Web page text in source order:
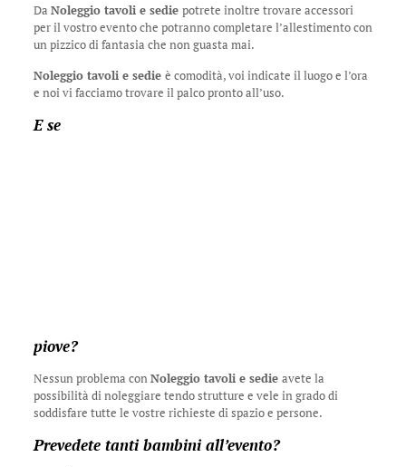
Da Noleggio tavoli e sedie potrete inoltre trovare accessori
per il vostro evento che potranno completare l’allestimento con
un pizzico di fantasia che non guasta mai.
Noleggio tavoli e sedie è comodità, voi indicate il luogo e l’ora
e noi vi facciamo trovare il palco pronto all’uso.
E se
piove?
Nessun problema conNoleggio tavoli e sedie avete la
possibilità di noleggiare tendo strutture e vele in grado di
soddisfare tutte le vostre richieste di spazio e persone.
Prevedete tanti bambini all’evento?